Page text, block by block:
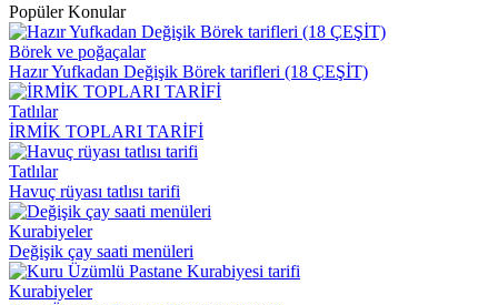
Popüler Konular
Börek ve poğaçalar
Hazır Yufkadan Değişik Börek tarifleri (18 ÇEŞİT)
Tatlılar
İRMİK TOPLARI TARİFİ
Tatlılar
Havuç rüyası tatlısı tarifi
Kurabiyeler
Değişik çay saati menüleri
Kurabiyeler